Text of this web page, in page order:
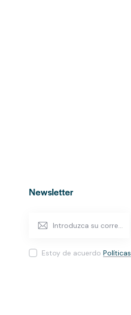
Newsletter
Estoy de acuerdo Políticas